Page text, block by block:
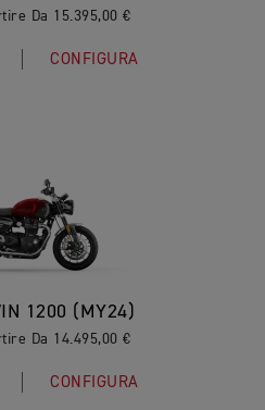
Da 15.395,00 €
CONFIGURA
1200 (MY24)
Da 14.495,00 €
CONFIGURA